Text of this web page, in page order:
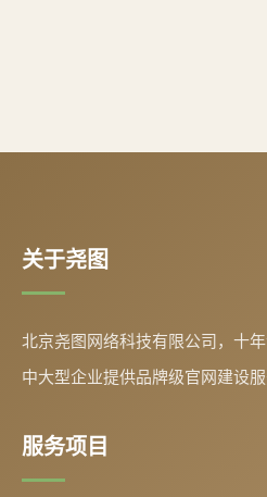
关于尧图
北京尧图网络科技有限公司，十
中大型企业提供品牌级官网建设服
服务项目